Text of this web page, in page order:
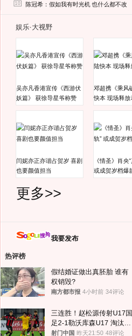
10 陈冠希：假如我有时光机 也什么都不改
娱乐·大视野
吴亦凡香港宣传《西游伏
妖篇》 获徐导星爷称赞
邓超携《乘风
快本 现场释放
闫妮亦正亦谐占贺岁 喜剧
也要颜值担当
《情圣》肖央
或成贺岁档爆
更多>>
我要发布
热评榜
假结婚证做出真胚胎 谁有
权销毁?
南方都市报 4小时前 34评论
三连胜！赵松源传射U17国
足2-1勒沃库森U17 淘汰赛
将战河床
射门中国 昨天21:50 48评论